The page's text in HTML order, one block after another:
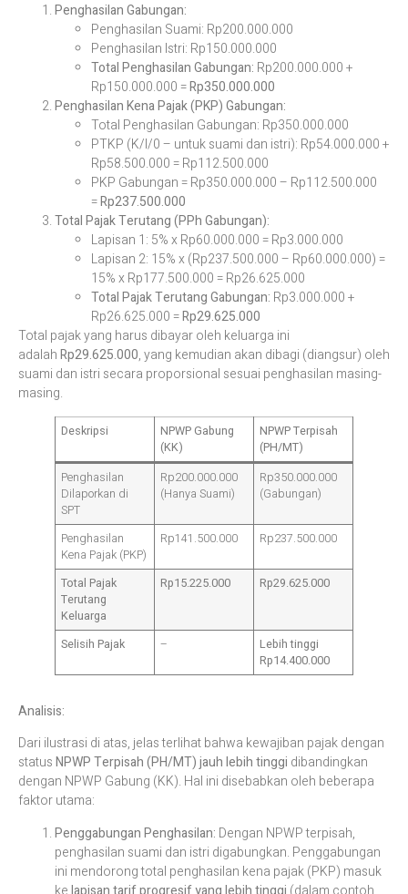
Penghasilan Gabungan:
Penghasilan Suami: Rp200.000.000
Penghasilan Istri: Rp150.000.000
Total Penghasilan Gabungan: Rp200.000.000 +
Rp150.000.000 =Rp350.000.000
Penghasilan Kena Pajak (PKP) Gabungan:
Total Penghasilan Gabungan: Rp350.000.000
PTKP (K/I/0 – untuk suami dan istri): Rp54.000.000 +
Rp58.500.000 = Rp112.500.000
PKP Gabungan = Rp350.000.000 – Rp112.500.000
=Rp237.500.000
Total Pajak Terutang (PPh Gabungan):
Lapisan 1: 5% x Rp60.000.000 = Rp3.000.000
Lapisan 2: 15% x (Rp237.500.000 – Rp60.000.000) =
15% x Rp177.500.000 = Rp26.625.000
Total Pajak Terutang Gabungan: Rp3.000.000 +
Rp26.625.000 =Rp29.625.000
Total pajak yang harus dibayar oleh keluarga ini
adalahRp29.625.000, yang kemudian akan dibagi (diangsur) oleh
suami dan istri secara proporsional sesuai penghasilan masing-
masing.
Deskripsi
NPWP Gabung
(KK)
NPWP Terpisah
(PH/MT)
Penghasilan
Dilaporkan di
SPT
Rp200.000.000
(Hanya Suami)
Rp350.000.000
(Gabungan)
Penghasilan
Kena Pajak (PKP)
Rp141.500.000 Rp237.500.000
Total Pajak
Terutang
Keluarga
Rp15.225.000 Rp29.625.000
Selisih Pajak –
Lebih tinggi
Rp14.400.000
Analisis:
Dari ilustrasi di atas, jelas terlihat bahwa kewajiban pajak dengan
statusNPWP Terpisah (PH/MT) jauh lebih tinggi dibandingkan
dengan NPWP Gabung (KK). Hal ini disebabkan oleh beberapa
faktor utama:
Penggabungan Penghasilan: Dengan NPWP terpisah,
penghasilan suami dan istri digabungkan. Penggabungan
ini mendorong total penghasilan kena pajak (PKP) masuk